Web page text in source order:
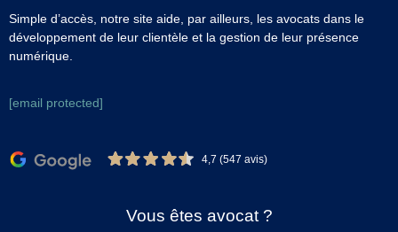
Simple d’accès, notre site aide, par ailleurs, les avocats dans le
développement de leur clientèle et la gestion de leur présence
numérique.
[email protected]
4,7 (547 avis)
Vous êtes avocat ?